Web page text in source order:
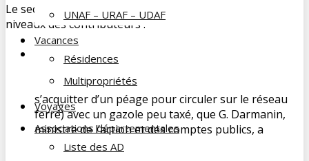
UNAF – URAF – UDAF
Vacances
Résidences
Multipropriétés
Voyages
Associations départementales
Liste des AD
Le secteur relève par ailleurs plusieurs anomalies aux
niveaux des contributeurs :
Le transport routier assure 90% du fret en France
mais circulegratuitement
(alors que les entreprises ferroviaires doivent
s’acquitter d’un péage pour circuler sur le réseau
ferré) avec un gazole peu taxé, que G. Darmanin,
ministre de l’action et des comptes publics, a
confirmé le 29/11/2018 que le projet de taxe sur les